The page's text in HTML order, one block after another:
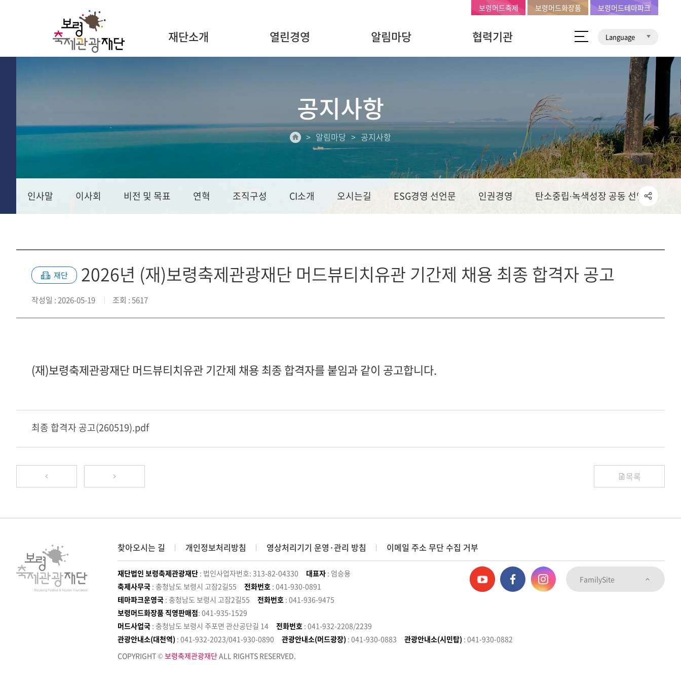
재단소개 열린경영 알림마당 협력기관 Language
보령머드축제 보령머드화장품 보령머드테마파크
공지사항
알림마당 공지사항
인사말 이사회 비전 및 목표 연혁 조직구성 CI소개 오시는길 ESG경영 선언문 인권경영 탄소중립∙녹색성장 공동 선언문
재단 2026년 (재)보령축제관광재단 머드뷰티치유관 기간제 채용 최종 합격자 공고
작성일 : 2026-05-19 조회 : 5617
(재)보령축제관광재단 머드뷰티치유관 기간제 채용 최종 합격자를 붙임과 같이 공고합니다.
최종 합격자 공고(260519).pdf
목록
찾아오시는 길 개인정보처리방침 영상처리기기 운영·관리 방침 이메일 주소 무단 수집 거부
재단법인 보령축제관광재단 : 법인사업자번호: 313-82-04330 대표자 : 엄승용
축제사무국 : 충청남도 보령시 고잠2길55 전화번호 : 041-930-0891
테마파크운영국 : 충청남도 보령시 고잠2길55 전화번호 : 041-936-9475
보령머드화장품 직영판매점: 041-935-1529
머드사업국 : 충청남도 보령시 주포면 관산공단길 14 전화번호 : 041-932-2208/2239
관광안내소(대천역) : 041-932-2023/041-930-0890 관광안내소(머드광장) : 041-930-0883 관광안내소(시민탑) : 041-930-0882
COPYRIGHT © 보령축제관광재단ALL RIGHTS RESERVED.
FamilySite